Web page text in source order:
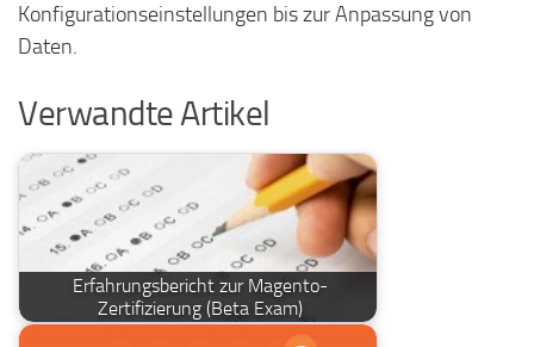
Konfigurationseinstellungen bis zur Anpassung von
Daten.
Verwandte Artikel
Erfahrungsbericht zur Magento-
Zertifizierung (Beta Exam)